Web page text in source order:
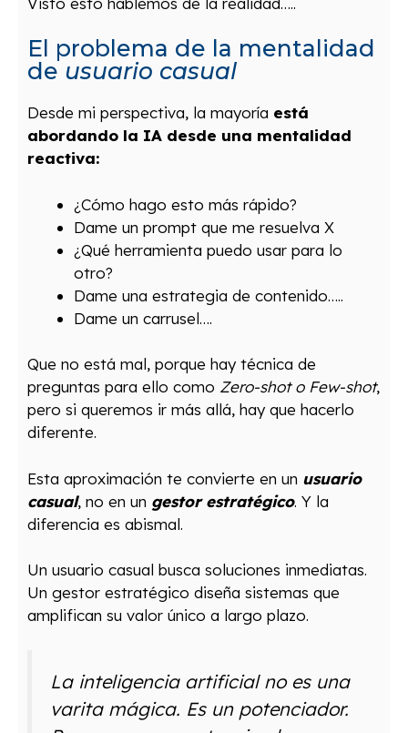
El problema de la mentalidad
de usuario casual
Desde mi perspectiva, la mayoría está
abordando la IA desde una mentalidad
reactiva:
¿Cómo hago esto más rápido?
Dame un prompt que me resuelva X
¿Qué herramienta puedo usar para lo
otro?
Dame una estrategia de contenido…..
Dame un carrusel….
Que no está mal, porque hay técnica de
preguntas para ello como Zero-shot o Few-shot,
pero si queremos ir más allá, hay que hacerlo
diferente.
Esta aproximación te convierte en un usuario
casual, no en un gestor estratégico. Y la
diferencia es abismal.
Un usuario casual busca soluciones inmediatas.
Un gestor estratégico diseña sistemas que
amplifican su valor único a largo plazo.
La inteligencia artificial no es una
varita mágica. Es un potenciador.